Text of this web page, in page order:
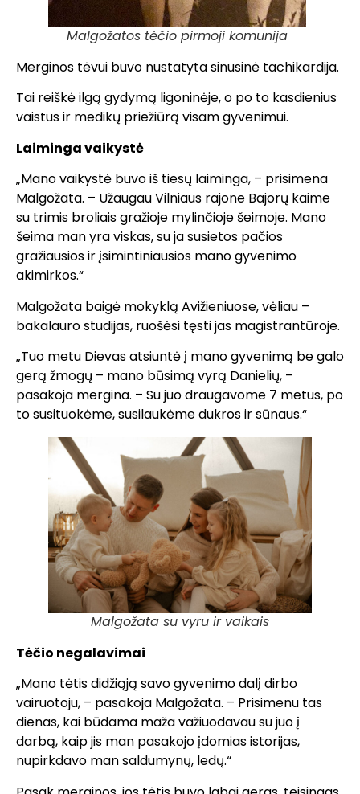
Malgožatos tėčio pirmoji komunija
Merginos tėvui buvo nustatyta sinusinė tachikardija.
Tai reiškė ilgą gydymą ligoninėje, o po to kasdienius
vaistus ir medikų priežiūrą visam gyvenimui.
Laiminga vaikystė
„Mano vaikystė buvo iš tiesų laiminga, – prisimena
Malgožata. – Užaugau Vilniaus rajone Bajorų kaime
su trimis broliais gražioje mylinčioje šeimoje. Mano
šeima man yra viskas, su ja susietos pačios
gražiausios ir įsimintiniausios mano gyvenimo
akimirkos.“
Malgožata baigė mokyklą Avižieniuose, vėliau –
bakalauro studijas, ruošėsi tęsti jas magistrantūroje.
„Tuo metu Dievas atsiuntė į mano gyvenimą be galo
gerą žmogų – mano būsimą vyrą Danielių, –
pasakoja mergina. – Su juo draugavome 7 metus, po
to susituokėme, susilaukėme dukros ir sūnaus.“
Malgožata su vyru ir vaikais
Tėčio negalavimai
„Mano tėtis didžiąją savo gyvenimo dalį dirbo
vairuotoju, – pasakoja Malgožata. – Prisimenu tas
dienas, kai būdama maža važiuodavau su juo į
darbą, kaip jis man pasakojo įdomias istorijas,
nupirkdavo man saldumynų, ledų.“